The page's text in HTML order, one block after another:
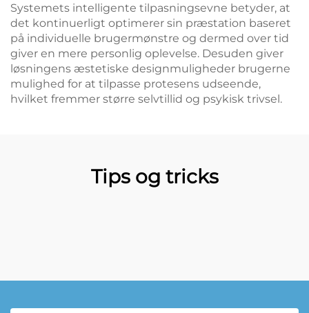
Systemets intelligente tilpasningsevne betyder, at
det kontinuerligt optimerer sin præstation baseret
på individuelle brugermønstre og dermed over tid
giver en mere personlig oplevelse. Desuden giver
løsningens æstetiske designmuligheder brugerne
mulighed for at tilpasse protesens udseende,
hvilket fremmer større selvtillid og psykisk trivsel.
Tips og tricks